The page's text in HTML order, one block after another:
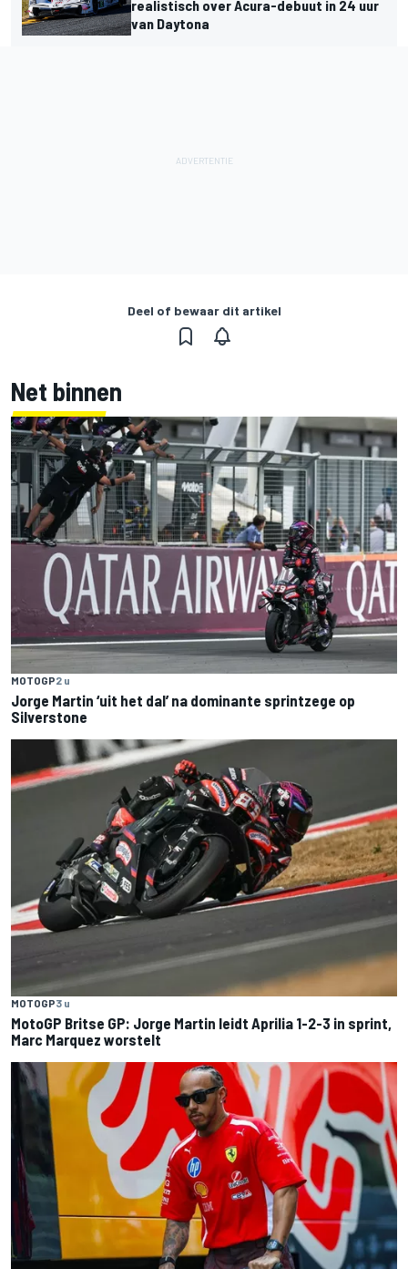
realistisch over Acura-debuut in 24 uur
van Daytona
Deel of bewaar dit artikel
Net binnen
MOTOGP2 u
Jorge Martin ‘uit het dal’ na dominante sprintzege op
Silverstone
MOTOGP3 u
MotoGP Britse GP: Jorge Martin leidt Aprilia 1-2-3 in sprint,
Marc Marquez worstelt